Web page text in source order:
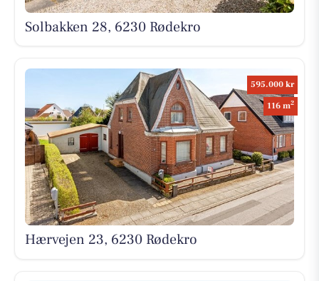
Solbakken 28, 6230 Rødekro
595.000 kr
116 m2
Hærvejen 23, 6230 Rødekro